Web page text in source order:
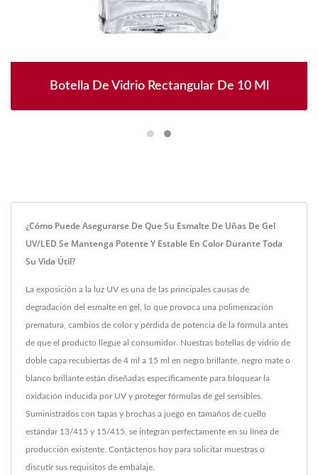
Botella De Vidrio Rectangular De 10 Ml
¿Cómo Puede Asegurarse De Que Su Esmalte De Uñas De Gel
UV/LED Se Mantenga Potente Y Estable En Color Durante Toda
Su Vida Útil?
La exposición a la luz UV es una de las principales causas de
degradación del esmalte en gel, lo que provoca una polimerización
prematura, cambios de color y pérdida de potencia de la fórmula antes
de que el producto llegue al consumidor. Nuestras botellas de vidrio de
doble capa recubiertas de 4 ml a 15 ml en negro brillante, negro mate o
blanco brillante están diseñadas específicamente para bloquear la
oxidación inducida por UV y proteger fórmulas de gel sensibles.
Suministrados con tapas y brochas a juego en tamaños de cuello
estándar 13/415 y 15/415, se integran perfectamente en su línea de
producción existente. Contáctenos hoy para solicitar muestras o
discutir sus requisitos de embalaje.